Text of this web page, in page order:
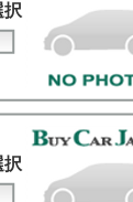
択
択